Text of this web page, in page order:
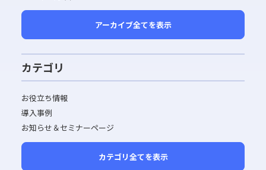
アーカイブ全てを表示
カテゴリ
お役立ち情報
導入事例
お知らせ＆セミナーページ
カテゴリ全てを表示